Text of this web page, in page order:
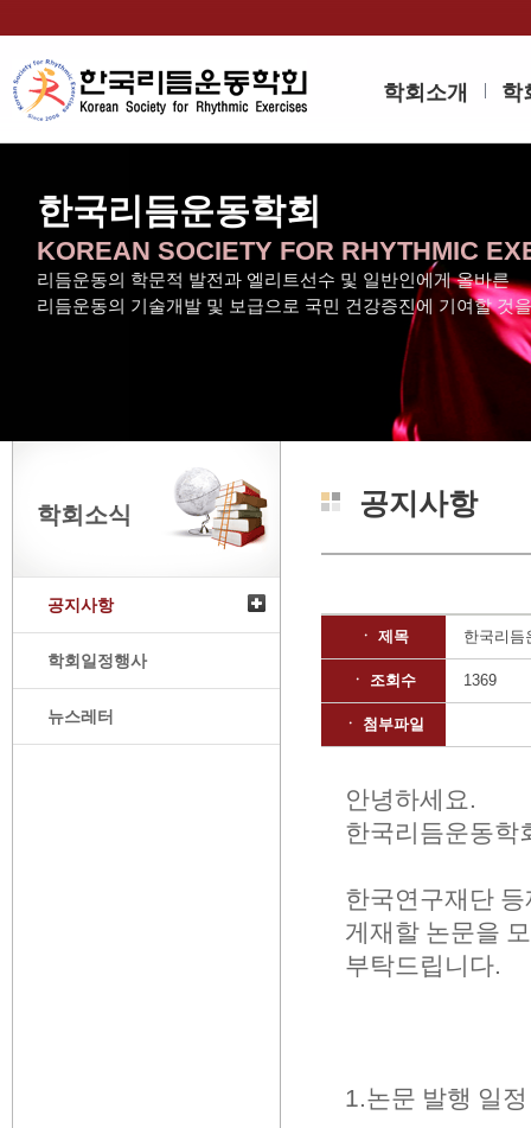
학회소개 학
한국리듬운동학회
KOREAN SOCIETY FOR RHYTHMIC
리듬운동의 학문적 발전과 엘리트선수 및 일반인에게 올바른
리듬운동의 기술개발 및 보급으로 국민 건강증진에 기여할 것
학회소식
공지사항
학회일정행사
뉴스레터
공지사항
ㆍ 제목 한국리듬
ㆍ 조회수 1369
ㆍ 첨부파일
안녕하세요.
한국리듬운동학
한국연구재단
게재할 논문을
부탁드립니다.
1.논문 발행 일정